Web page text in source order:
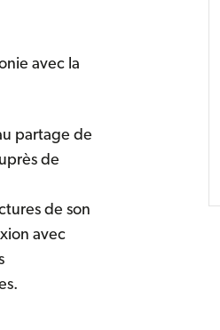
avec la
partage de
de
de son
avec